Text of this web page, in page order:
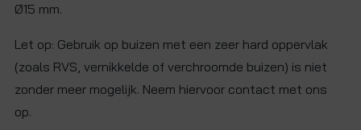
Ø15 mm.
Let op: Gebruik op buizen met een zeer hard oppervlak
(zoals RVS, vernikkelde of verchroomde buizen) is niet
zonder meer mogelijk. Neem hiervoor contact met ons
op.